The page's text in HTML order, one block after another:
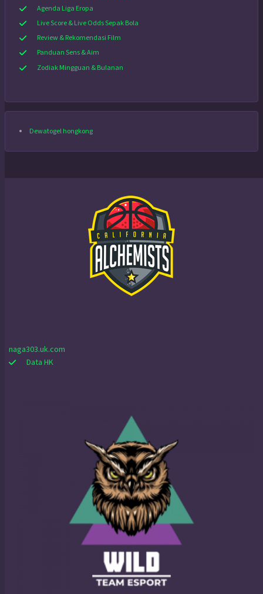
Agenda Liga Eropa
Live Score & Live Odds Sepak Bola
Review & Rekomendasi Film
Panduan Sens & Aim
Zodiak Mingguan & Bulanan
Dewatogel hongkong
naga303.uk.com
Data HK